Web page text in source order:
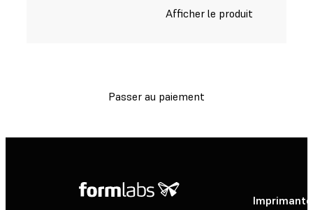
Afficher le produit
Passer au paiement